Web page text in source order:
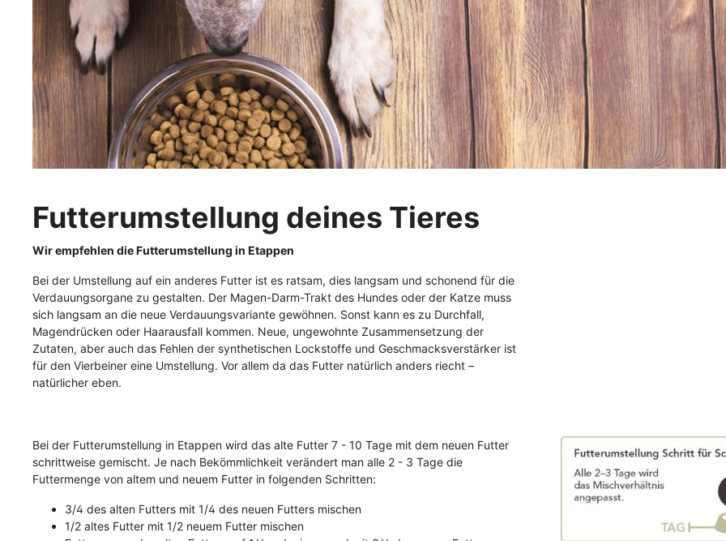
Hundewurst
Leckerlis & Kauartikel
Soft Trockenfutter
Ältere Hunde /
Fleisch PUR / BARF
Fleisch PUR
Gemüseflocken
Snacks
Kauartikel
Leckerlis
Snack Bundles
Kennenlernpakete
Lebensphase
Getreidefrei
Eigenschaften
Getreidefrei
Hypoallergen
Sensitiv
Fettreduziert
Veganes Hundefutter
Preiswertes Hundefutter
Leckerlis
Ältere Katzen /
Kennenlernpakete
Lebensphase
Eigenschaften
Getreidefrei
Hypoallergen
Sensitiv
Fettreduziert
Zubehör
Fleisch PUR
Fleisch PUR
Katzenspielzeug &
Katzenzubehör
Überraschungsbox für Hunde Geschenkgutschein
Futterumstellung deines Tieres
Wir empfehlen die Futterumstellung in Etappen
Bei der Umstellung auf ein anderes Futter ist es ratsam, dies langsam und schonend für die
Verdauungsorgane zu gestalten. Der Magen-Darm-Trakt des Hundes oder der Katze muss
sich langsam an die neue Verdauungsvariante gewöhnen. Sonst kann es zu Durchfall,
Magendrücken oder Haarausfall kommen. Neue, ungewohnte Zusammensetzung der
Zutaten, aber auch das Fehlen der synthetischen Lockstoffe und Geschmacksverstärker ist
für den Vierbeiner eine Umstellung. Vor allem da das Futter natürlich anders riecht –
natürlicher eben.
Bei der Futterumstellung in Etappen wird das alte Futter 7 - 10 Tage mit dem neuen Futter
schrittweise gemischt. Je nach Bekömmlichkeit verändert man alle 2 - 3 Tage die
Futtermenge von altem und neuem Futter in folgenden Schritten:
3/4 des alten Futters mit 1/4 des neuen Futters mischen
1/2 altes Futter mit 1/2 neuem Futter mischen